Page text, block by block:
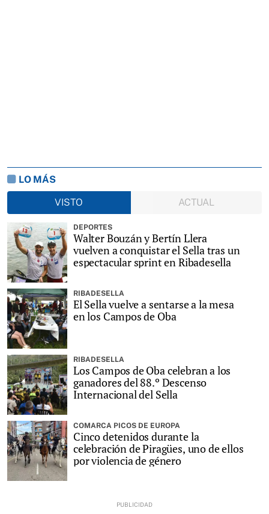
LO MÁS
VISTO
ACTUAL
DEPORTES
Walter Bouzán y Bertín Llera
vuelven a conquistar el Sella tras un
espectacular sprint en Ribadesella
RIBADESELLA
El Sella vuelve a sentarse a la mesa
en los Campos de Oba
RIBADESELLA
Los Campos de Oba celebran a los
ganadores del 88.º Descenso
Internacional del Sella
COMARCA PICOS DE EUROPA
Cinco detenidos durante la
celebración de Piragües, uno de ellos
por violencia de género